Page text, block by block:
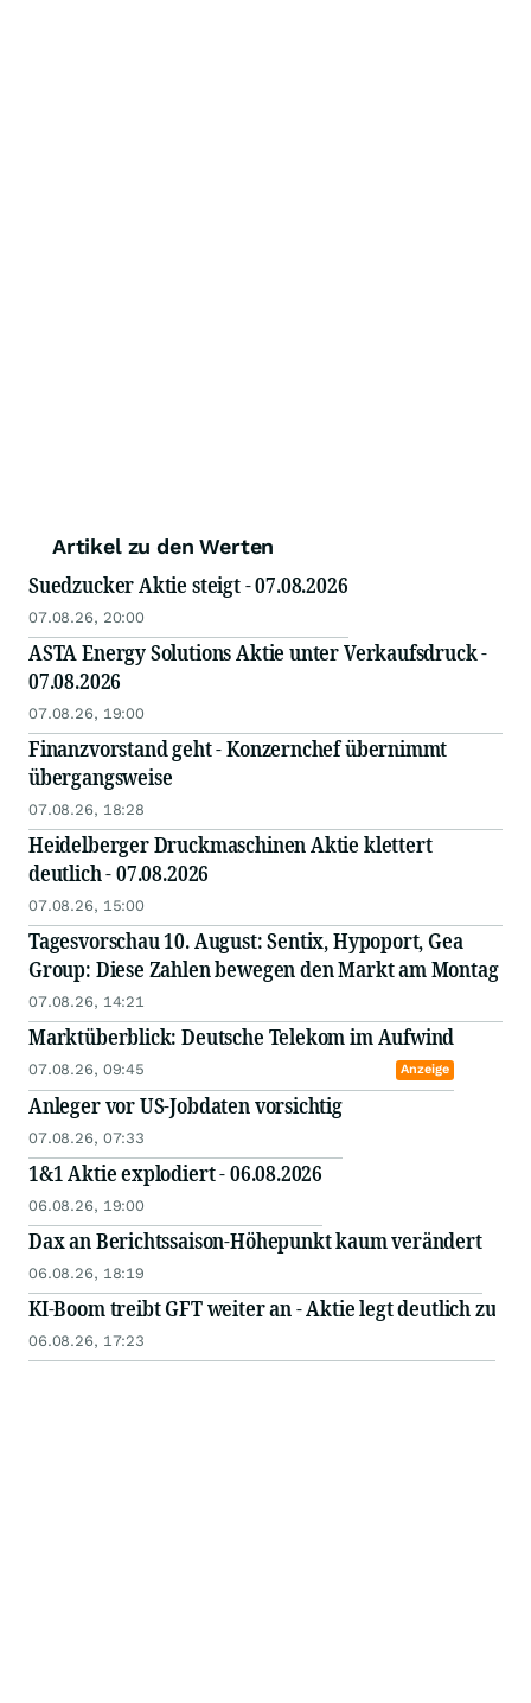
Artikel zu den Werten
Suedzucker Aktie steigt - 07.08.2026
07.08.26, 20:00
ASTA Energy Solutions Aktie unter Verkaufsdruck -
07.08.2026
07.08.26, 19:00
Finanzvorstand geht - Konzernchef übernimmt
übergangsweise
07.08.26, 18:28
Heidelberger Druckmaschinen Aktie klettert
deutlich - 07.08.2026
07.08.26, 15:00
Tagesvorschau 10. August: Sentix, Hypoport, Gea
Group: Diese Zahlen bewegen den Markt am Montag
07.08.26, 14:21
Marktüberblick: Deutsche Telekom im Aufwind
07.08.26, 09:45 Anzeige
Anleger vor US-Jobdaten vorsichtig
07.08.26, 07:33
1&1 Aktie explodiert - 06.08.2026
06.08.26, 19:00
Dax an Berichtssaison-Höhepunkt kaum verändert
06.08.26, 18:19
KI-Boom treibt GFT weiter an - Aktie legt deutlich zu
06.08.26, 17:23